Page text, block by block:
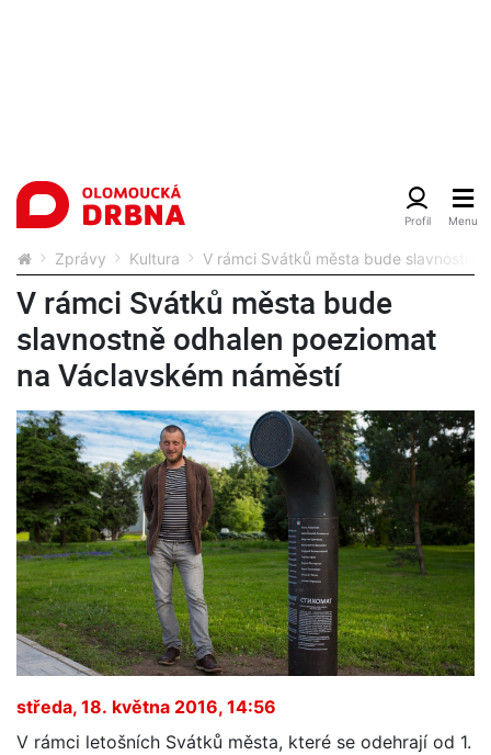
Zprávy Kultura V rámci Svátků města bude slavnostně
V rámci Svátků města bude
slavnostně odhalen poeziomat
na Václavském náměstí
středa, 18. května 2016, 14:56
V rámci letošních Svátků města, které se odehrají od 1.